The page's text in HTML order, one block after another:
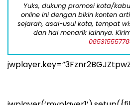
Yuks, dukung promosi kota/
online ini dengan bikin konten
sejarah, asal-usul kota, tempat
dan hal menarik lainnya.